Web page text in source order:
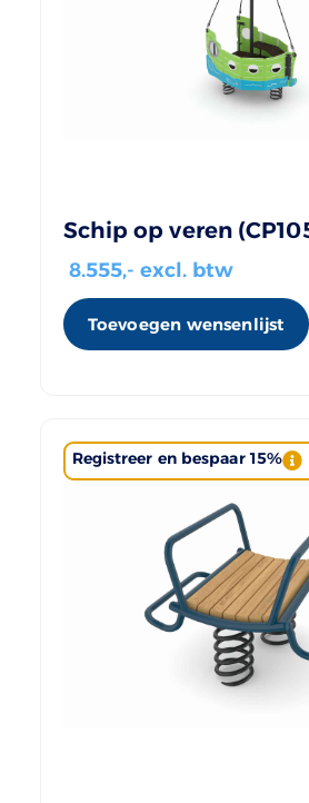
Schip op veren
8.555,- excl. btw
Toevoegen wensenlijst
Registreer en bespaar 15%